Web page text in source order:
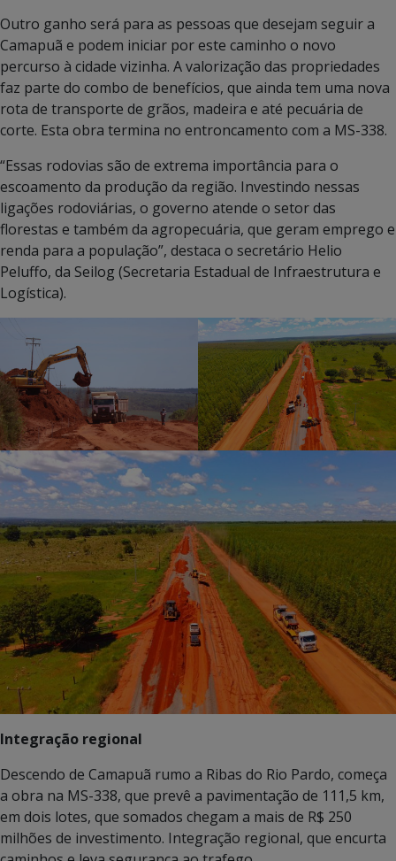
Outro ganho será para as pessoas que desejam seguir a
Camapuã e podem iniciar por este caminho o novo
percurso à cidade vizinha. A valorização das propriedades
faz parte do combo de benefícios, que ainda tem uma nova
rota de transporte de grãos, madeira e até pecuária de
corte. Esta obra termina no entroncamento com a MS-338.
“Essas rodovias são de extrema importância para o
escoamento da produção da região. Investindo nessas
ligações rodoviárias, o governo atende o setor das
florestas e também da agropecuária, que geram emprego e
renda para a população”, destaca o secretário Helio
Peluffo, da Seilog (Secretaria Estadual de Infraestrutura e
Logística).
Integração regional
Descendo de Camapuã rumo a Ribas do Rio Pardo, começa
a obra na MS-338, que prevê a pavimentação de 111,5 km,
em dois lotes, que somados chegam a mais de R$ 250
milhões de investimento. Integração regional, que encurta